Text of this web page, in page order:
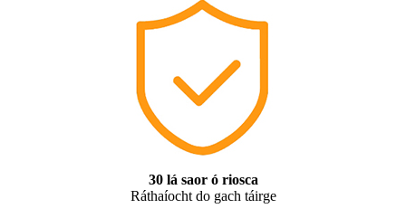
30 lá saor ó riosca
Ráthaíocht do gach táirge